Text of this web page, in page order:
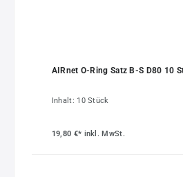
AIRnet O-Ring Satz B-S D80 10
Inhalt: 10 Stück
19,80 €* inkl. MwSt.